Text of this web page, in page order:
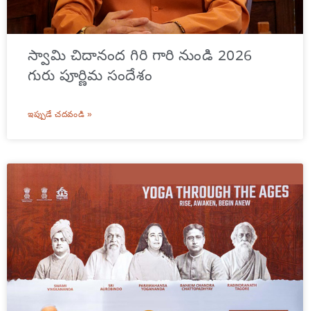
స్వామి చిదానంద గిరి గారి నుండి 2026
గురు పూర్ణిమ సందేశం
ఇప్పుడే చదవండి »